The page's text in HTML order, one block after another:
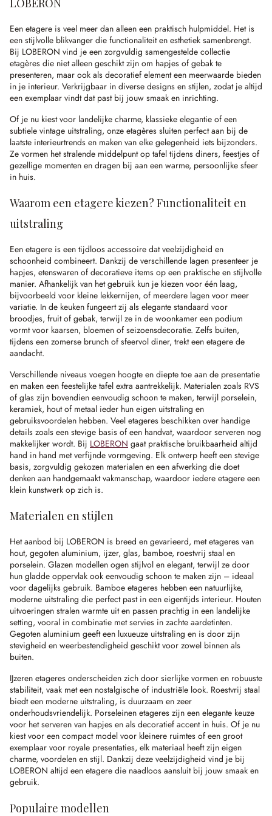
LOBERON
Een etagere is veel meer dan alleen een praktisch hulpmiddel. Het is
een stijlvolle blikvanger die functionaliteit en esthetiek samenbrengt.
Bij LOBERON vind je een zorgvuldig samengestelde collectie
etagères die niet alleen geschikt zijn om hapjes of gebak te
presenteren, maar ook als decoratief element een meerwaarde bieden
in je interieur. Verkrijgbaar in diverse designs en stijlen, zodat je altijd
een exemplaar vindt dat past bij jouw smaak en inrichting.
Of je nu kiest voor landelijke charme, klassieke elegantie of een
subtiele vintage uitstraling, onze etagères sluiten perfect aan bij de
laatste interieurtrends en maken van elke gelegenheid iets bijzonders.
Ze vormen het stralende middelpunt op tafel tijdens diners, feestjes of
gezellige momenten en dragen bij aan een warme, persoonlijke sfeer
in huis.
Waarom een etagere kiezen? Functionaliteit en
uitstraling
Een etagere is een tijdloos accessoire dat veelzijdigheid en
schoonheid combineert. Dankzij de verschillende lagen presenteer je
hapjes, etenswaren of decoratieve items op een praktische en stijlvolle
manier. Afhankelijk van het gebruik kun je kiezen voor één laag,
bijvoorbeeld voor kleine lekkernijen, of meerdere lagen voor meer
variatie. In de keuken fungeert zij als elegante standaard voor
broodjes, fruit of gebak, terwijl ze in de woonkamer een podium
vormt voor kaarsen, bloemen of seizoensdecoratie. Zelfs buiten,
tijdens een zomerse brunch of sfeervol diner, trekt een etagere de
aandacht.
Verschillende niveaus voegen hoogte en diepte toe aan de presentatie
en maken een feestelijke tafel extra aantrekkelijk. Materialen zoals RVS
of glas zijn bovendien eenvoudig schoon te maken, terwijl porselein,
keramiek, hout of metaal ieder hun eigen uitstraling en
gebruiksvoordelen hebben. Veel etageres beschikken over handige
details zoals een stevige basis of een handvat, waardoor serveren nog
makkelijker wordt. Bij LOBERON gaat praktische bruikbaarheid altijd
hand in hand met verfijnde vormgeving. Elk ontwerp heeft een stevige
basis, zorgvuldig gekozen materialen en een afwerking die doet
denken aan handgemaakt vakmanschap, waardoor iedere etagere een
klein kunstwerk op zich is.
Materialen en stijlen
Het aanbod bij LOBERON is breed en gevarieerd, met etageres van
hout, gegoten aluminium, ijzer, glas, bamboe, roestvrij staal en
porselein. Glazen modellen ogen stijlvol en elegant, terwijl ze door
hun gladde oppervlak ook eenvoudig schoon te maken zijn – ideaal
voor dagelijks gebruik. Bamboe etageres hebben een natuurlijke,
moderne uitstraling die perfect past in een eigentijds interieur. Houten
uitvoeringen stralen warmte uit en passen prachtig in een landelijke
setting, vooral in combinatie met servies in zachte aardetinten.
Gegoten aluminium geeft een luxueuze uitstraling en is door zijn
stevigheid en weerbestendigheid geschikt voor zowel binnen als
buiten.
IJzeren etageres onderscheiden zich door sierlijke vormen en robuuste
stabiliteit, vaak met een nostalgische of industriële look. Roestvrij staal
biedt een moderne uitstraling, is duurzaam en zeer
onderhoudsvriendelijk. Porseleinen etageres zijn een elegante keuze
voor het serveren van hapjes en als decoratief accent in huis. Of je nu
kiest voor een compact model voor kleinere ruimtes of een groot
exemplaar voor royale presentaties, elk materiaal heeft zijn eigen
charme, voordelen en stijl. Dankzij deze veelzijdigheid vind je bij
LOBERON altijd een etagere die naadloos aansluit bij jouw smaak en
gebruik.
Populaire modellen